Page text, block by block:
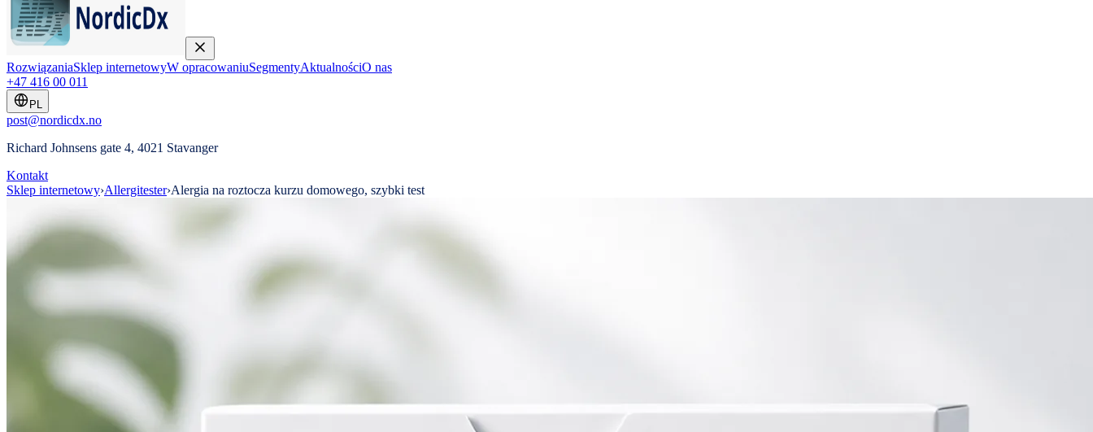
RozwiązaniaSklep internetowyW opracowaniuSegmentyAktualnościO nas
+47 416 00 011
PL
post@nordicdx.no
Richard Johnsens gate 4, 4021 Stavanger
Kontakt
Sklep internetowy›Allergitester›Alergia na roztocza kurzu domowego, szybki test